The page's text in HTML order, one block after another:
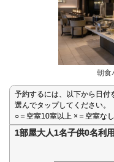
朝食
予約するには、以下から日付
選んでタップしてください。
○＝空室10室以上 ×＝空室な
1部屋大人1名子供0名利